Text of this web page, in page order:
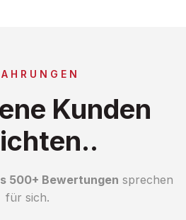
Kunden
500+ Bewertungen sprechen
für sich.